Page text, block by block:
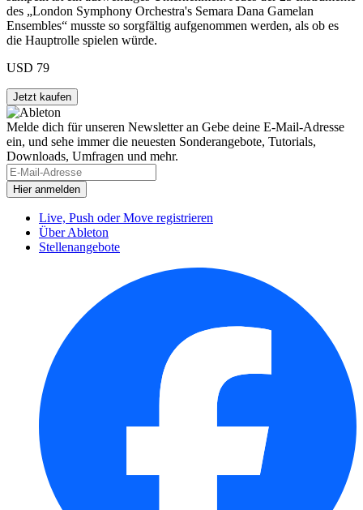
des „London Symphony Orchestra's Semara Dana Gamelan
Ensembles“ musste so sorgfältig aufgenommen werden, als ob es
die Hauptrolle spielen würde.
USD 79
Melde dich für unseren Newsletter an Gebe deine E-Mail-Adresse
ein, und sehe immer die neuesten Sonderangebote, Tutorials,
Downloads, Umfragen und mehr.
Live, Push oder Move registrieren
Über Ableton
Stellenangebote